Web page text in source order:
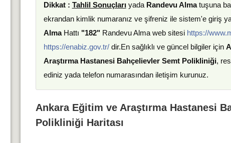
Dikkat : Tahlil Sonuçlarıyada Randevu Almatuşuna
ekrandan kimlik numaranız ve şifreniz ile sistem'e giriş
AlmaHattı "182" Randevu Alma web sitesi https://
https://enabiz.gov.tr/dir.En sağlıklı ve güncel bilgiler için
Araştırma Hastanesi Bahçelievler Semt Polikliniği,
ediniz yada telefon numarasından iletişim kurunuz.
Ankara Eğitim ve Araştırma Hastanesi
Polikliniği Haritası